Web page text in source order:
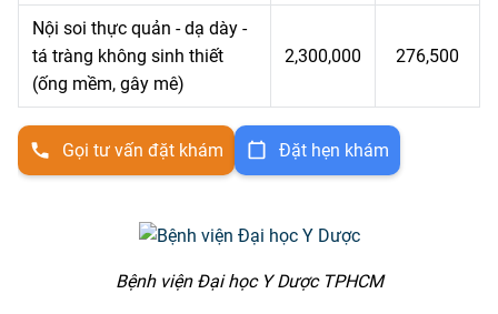
Nội soi thực quản - dạ dày -
tá tràng không sinh thiết
(ống mềm, gây mê)
2,300,000 276,500
Gọi tư vấn đặt khám Đặt hẹn khám
Bệnh viện Đại học Y Dược TPHCM